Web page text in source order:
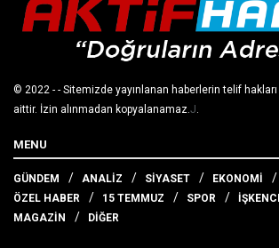
© 2022 - - Sitemizde yayınlanan haberlerin telif
aittir. İzin alınmadan kopyalanamaz. J
MENU
GÜNDEM ANALİZ SİYASET EKONOMİ
ÖZEL HABER
15 TEMMUZ SPOR
MAGAZİN
DİĞER